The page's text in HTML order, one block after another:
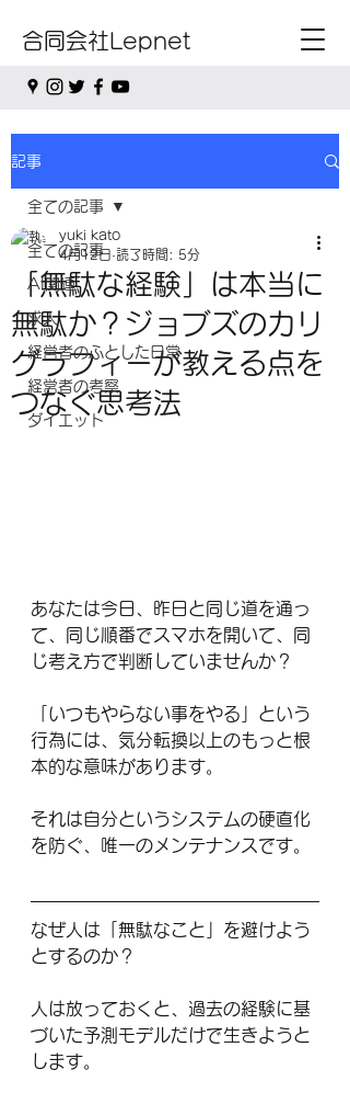
合同会社Lepnet
記事
全ての記事
AI関連
求人
経営者のふとした日常
経営者の考察
ダイエット
全ての記事
「無駄な経験」は本当に
無駄か？ジョブズのカリ
グラフィーが教える点を
つなぐ思考法
yuki kato
4月12日 読了時間: 5分
あなたは今日、昨日と同じ道を通っ
て、同じ順番でスマホを開いて、同
じ考え方で判断していませんか？
「いつもやらない事をやる」という
行為には、気分転換以上のもっと根
本的な意味があります。
それは自分というシステムの硬直化
を防ぐ、唯一のメンテナンスです。
なぜ人は「無駄なこと」を避けよう
とするのか？
人は放っておくと、過去の経験に基
づいた予測モデルだけで生きようと
します。